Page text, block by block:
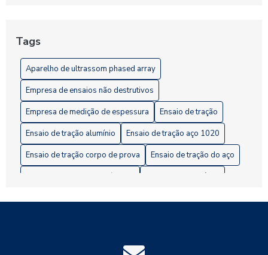
Estanqueidade para a Segurança Industrial
Ensaios Destrutivos: Fundamental para Garantir a Qualidade
na Indústria
Tags
Aparelho de ultrassom phased array
Empresa de ensaios não destrutivos
Empresa de medição de espessura
Ensaio de tração
Ensaio de tração alumínio
Ensaio de tração aço 1020
Ensaio de tração corpo de prova
Ensaio de tração do aço